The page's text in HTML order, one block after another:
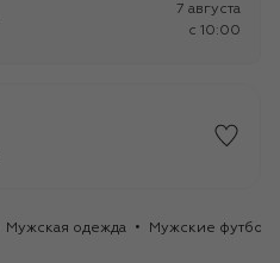
7 августа
c 10:00
Мужская одежда Мужские